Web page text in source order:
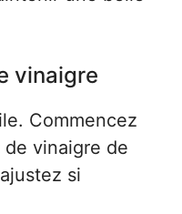
vinaigre
Commencez
vinaigre de
si